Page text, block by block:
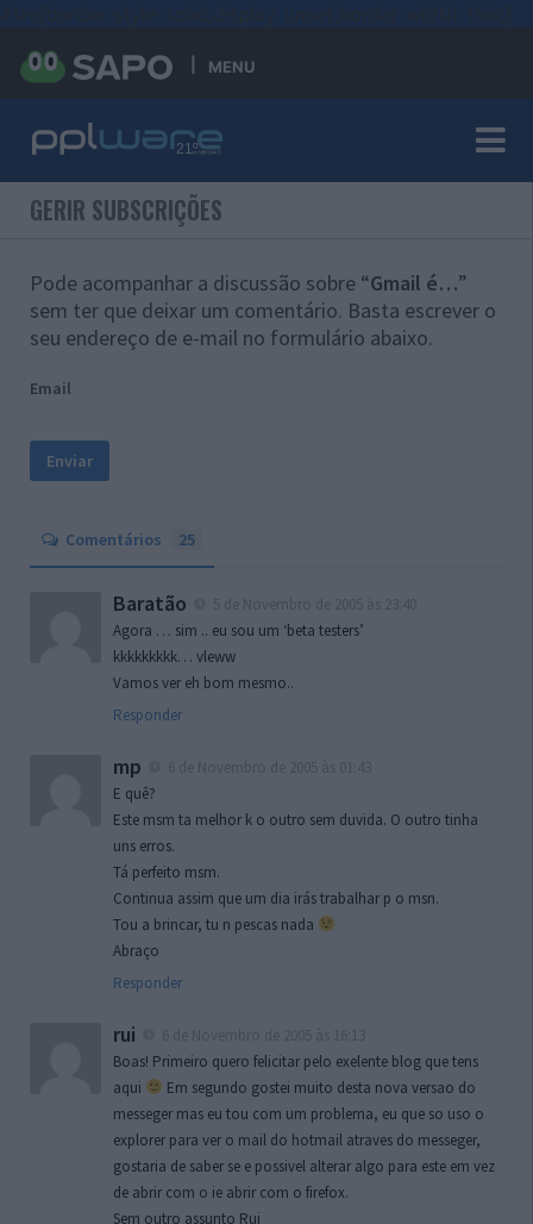
MENU
GERIR SUBSCRIÇÕES
Pode acompanhar a discussão sobre “Gmail é…”
sem ter que deixar um comentário. Basta escrever o
seu endereço de e-mail no formulário abaixo.
Email
Comentários 25
Baratão
Agora … sim .. eu sou um ‘beta testers’
kkkkkkkkk… vleww
Vamos ver eh bom mesmo..
Responder
mp
E quê?
Este msm ta melhor k o outro sem duvida. O outro tinha
uns erros.
Tá perfeito msm.
Continua assim que um dia irás trabalhar p o msn.
Tou a brincar, tu n pescas nada
Abraço
Responder
rui
Boas! Primeiro quero felicitar pelo exelente blog que tens
aqui
Em segundo gostei muito desta nova versao do
messeger mas eu tou com um problema, eu que so uso o
explorer para ver o mail do hotmail atraves do messeger,
gostaria de saber se e possivel alterar algo para este em vez
de abrir com o ie abrir com o firefox.
Sem outro assunto Rui